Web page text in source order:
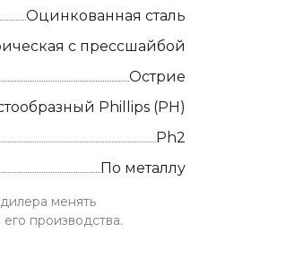
Оцинкованная сталь
с прессшайбой
Острие
Phillips (PH)
Рh2
По металлу
менять
производства.